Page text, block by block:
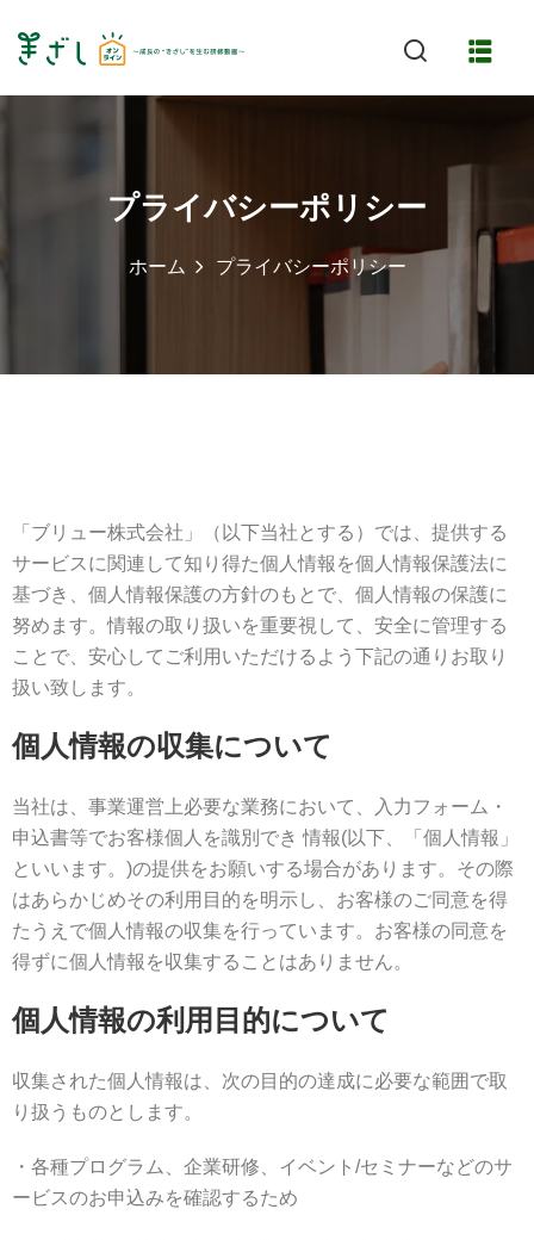
プライバシーポリシー
ホーム プライバシーポリシー
「ブリュー株式会社」（以下当社とする）では、提供する
サービスに関連して知り得た個人情報を個人情報保護法に
基づき、個人情報保護の方針のもとで、個人情報の保護に
努めます。情報の取り扱いを重要視して、安全に管理する
ことで、安心してご利用いただけるよう下記の通りお取り
扱い致します。
個人情報の収集について
当社は、事業運営上必要な業務において、入力フォーム・
申込書等でお客様個人を識別でき 情報(以下、「個人情報」
といいます。)の提供をお願いする場合があります。その際
はあらかじめその利用目的を明示し、お客様のご同意を得
たうえで個人情報の収集を行っています。お客様の同意を
得ずに個人情報を収集することはありません。
個人情報の利用目的について
収集された個人情報は、次の目的の達成に必要な範囲で取
り扱うものとします。
・各種プログラム、企業研修、イベント/セミナーなどのサ
ービスのお申込みを確認するため